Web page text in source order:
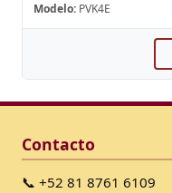
Modelo: PVK4E
Contacto
📞 +52 81 8761 6109